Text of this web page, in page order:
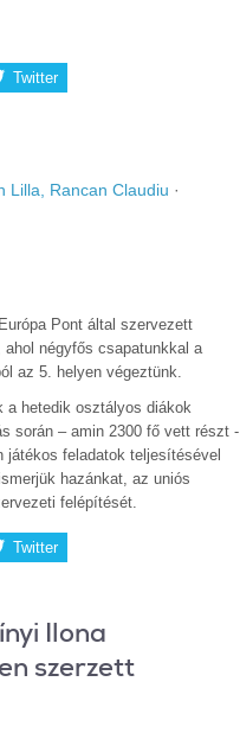
Twitter
Lilla, Rancan Claudiu ·
Pont által szervezett
négyfős csapatunkkal a
az 5. helyen végeztünk.
a hetedik osztályos diákok
során – amin 2300 fő vett részt -
játékos feladatok teljesítésével
hazánkat, az uniós
felépítését.
Twitter
Ilona
szerzett